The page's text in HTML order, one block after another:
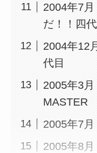
2004年7
だ！！四
2004年12
代目
2005年3
MASTER
2005年7
2005年8